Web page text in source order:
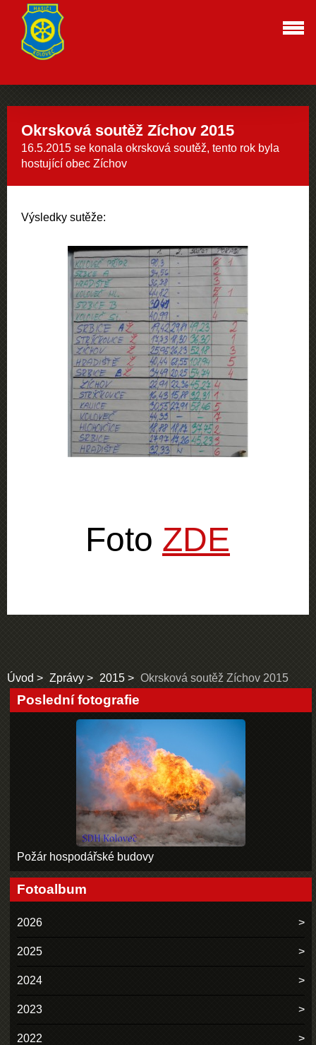
Okrsková soutěž Zíchov 2015
16.5.2015 se konala okrsková soutěž, tento rok byla
hostující obec Zíchov
Výsledky sutěže:
Foto ZDE
Úvod Zprávy 2015 Okrsková soutěž Zíchov 2015
Poslední fotografie
Požár hospodářské budovy
Fotoalbum
2026
2025
2024
2023
2022